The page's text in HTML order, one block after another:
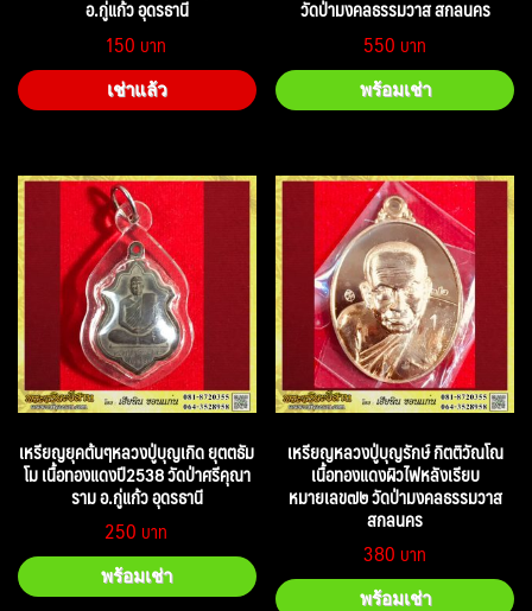
อ.กู่แก้ว อุดรธานี
150
เช่าแล้ว
วัดป่ามงคลธรรมวาส สกลนคร
550
พร้อมเช่า
เหรียญยุคต้นๆหลวงปู่บุญเกิด ยุตตธัม
โม เนื้อทองแดงปี2538 วัดป่าศรีคุณา
ราม อ.กู่แก้ว อุดรธานี
250
พร้อมเช่า
เหรียญหลวงปู่บุญรักษ์ กิตติวัณโณ
เนื้อทองแดงผิวไฟหลังเรียบ
หมายเลข๗๒ วัดป่ามงคลธรรมวาส
สกลนคร
380
พร้อมเช่า